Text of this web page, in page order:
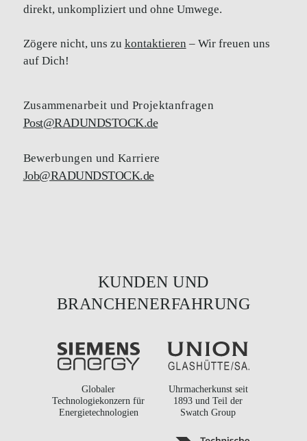
direkt, unkompliziert und ohne Umwege.
Zögere nicht, uns zu kontaktieren – Wir freuen uns
auf Dich!
Zusammenarbeit und Projektanfragen
Post@RADUNDSTOCK.de
Bewerbungen und Karriere
Job@RADUNDSTOCK.de
KUNDEN UND
BRANCHENERFAHRUNG
Globaler
Technologiekonzern für
Energietechnologien
Uhrmacherkunst seit
1893 und Teil der
Swatch Group